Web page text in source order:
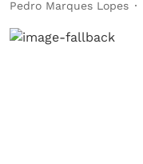
Pedro Marques Lopes